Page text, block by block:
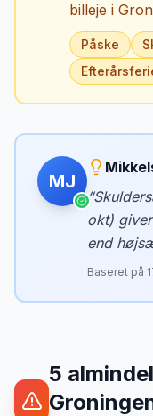
billeje i
Påske
MJ
“
okt)
end
Baseret på
5